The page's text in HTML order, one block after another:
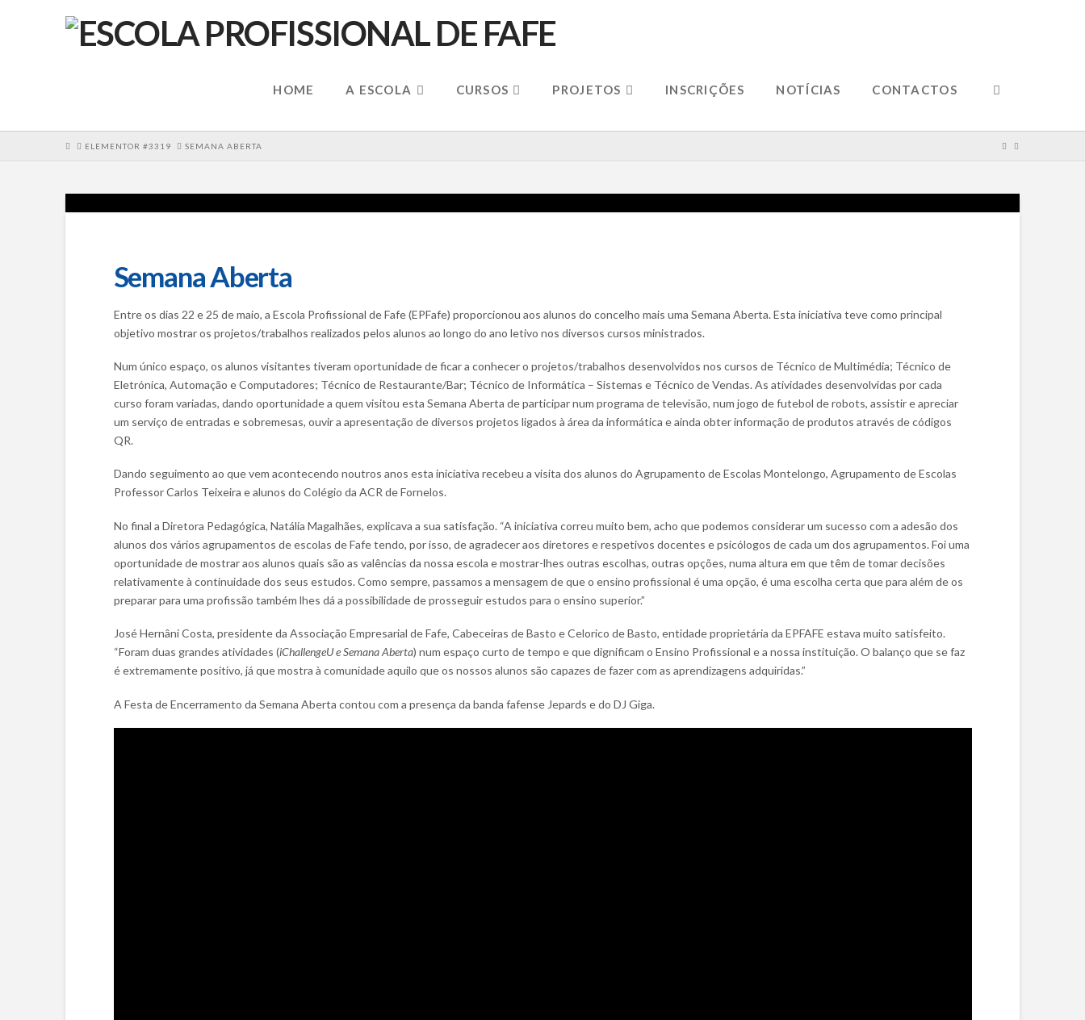
HOME A ESCOLA CURSOS PROJETOS INSCRIÇÕES NOTÍCIAS CONTACTOS
HOMEELEMENTOR #3319 SEMANA ABERTA
Semana Aberta
Entre os dias 22 e 25 de maio, a Escola Profissional de Fafe (EPFafe) proporcionou aos alunos do concelho mais uma Semana Aberta. Esta iniciativa teve como principal
objetivo mostrar os projetos/trabalhos realizados pelos alunos ao longo do ano letivo nos diversos cursos ministrados.
Num único espaço, os alunos visitantes tiveram oportunidade de ficar a conhecer o projetos/trabalhos desenvolvidos nos cursos de Técnico de Multimédia; Técnico de
Eletrónica, Automação e Computadores; Técnico de Restaurante/Bar; Técnico de Informática – Sistemas e Técnico de Vendas. As atividades desenvolvidas por cada
curso foram variadas, dando oportunidade a quem visitou esta Semana Aberta de participar num programa de televisão, num jogo de futebol de robots, assistir e apreciar
um serviço de entradas e sobremesas, ouvir a apresentação de diversos projetos ligados à área da informática e ainda obter informação de produtos através de códigos
QR.
Dando seguimento ao que vem acontecendo noutros anos esta iniciativa recebeu a visita dos alunos do Agrupamento de Escolas Montelongo, Agrupamento de Escolas
Professor Carlos Teixeira e alunos do Colégio da ACR de Fornelos.
No final a Diretora Pedagógica, Natália Magalhães, explicava a sua satisfação. “A iniciativa correu muito bem, acho que podemos considerar um sucesso com a adesão dos
alunos dos vários agrupamentos de escolas de Fafe tendo, por isso, de agradecer aos diretores e respetivos docentes e psicólogos de cada um dos agrupamentos. Foi uma
oportunidade de mostrar aos alunos quais são as valências da nossa escola e mostrar-lhes outras escolhas, outras opções, numa altura em que têm de tomar decisões
relativamente à continuidade dos seus estudos. Como sempre, passamos a mensagem de que o ensino profissional é uma opção, é uma escolha certa que para além de os
preparar para uma profissão também lhes dá a possibilidade de prosseguir estudos para o ensino superior.”
José Hernâni Costa, presidente da Associação Empresarial de Fafe, Cabeceiras de Basto e Celorico de Basto, entidade proprietária da EPFAFE estava muito satisfeito.
“Foram duas grandes atividades (iChallengeU e Semana Aberta) num espaço curto de tempo e que dignificam o Ensino Profissional e a nossa instituição. O balanço que se faz
é extremamente positivo, já que mostra à comunidade aquilo que os nossos alunos são capazes de fazer com as aprendizagens adquiridas.”
A Festa de Encerramento da Semana Aberta contou com a presença da banda fafense Jepards e do DJ Giga.